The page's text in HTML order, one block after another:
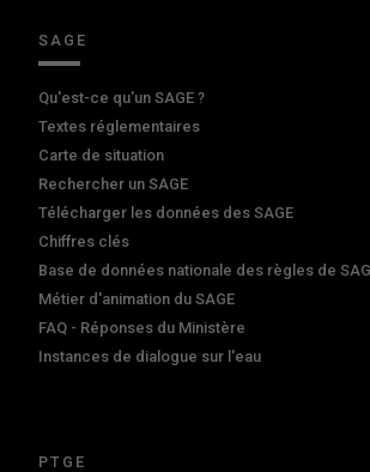
SAGE
Qu'est-ce qu'un SAGE ?
Textes réglementaires
Carte de situation
Rechercher un SAGE
Télécharger les données des SAGE
Chiffres clés
Base de données nationale des règles de
Métier d'animation du SAGE
FAQ - Réponses du Ministère
Instances de dialogue sur l'eau
PTGE